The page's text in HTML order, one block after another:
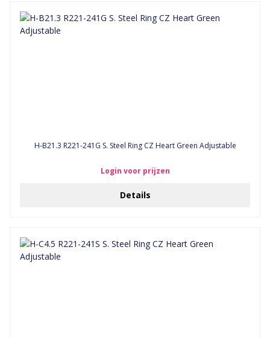
H-B21.3 R221-241G S. Steel Ring CZ Heart Green Adjustable
Login voor prijzen
Details